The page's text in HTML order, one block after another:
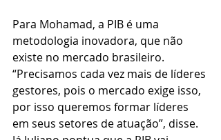
Para Mohamad, a PIB é uma
metodologia inovadora, que não
existe no mercado brasileiro.
“Precisamos cada vez mais de líderes
gestores, pois o mercado exige isso,
por isso queremos formar líderes
em seus setores de atuação”, disse.